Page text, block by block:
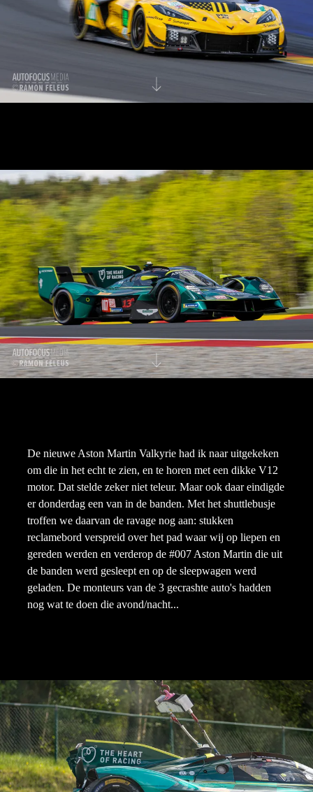
De nieuwe Aston Martin Valkyrie had ik naar uitgekeken
om die in het echt te zien, en te horen met een dikke V12
motor. Dat stelde zeker niet teleur. Maar ook daar eindigde
er donderdag een van in de banden. Met het shuttlebusje
troffen we daarvan de ravage nog aan: stukken
reclamebord verspreid over het pad waar wij op liepen en
gereden werden en verderop de #007 Aston Martin die uit
de banden werd gesleept en op de sleepwagen werd
geladen. De monteurs van de 3 gecrashte auto's hadden
nog wat te doen die avond/nacht...